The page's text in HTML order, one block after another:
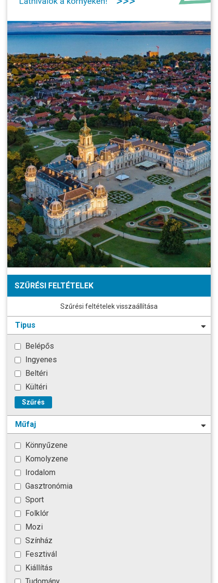
SZŰRÉSI FELTÉTELEK
Szűrési feltételek visszaállítása
Tipus
Belépős
Ingyenes
Beltéri
Kültéri
Szűrés
Műfaj
Könnyűzene
Komolyzene
Irodalom
Gasztronómia
Sport
Folklór
Mozi
Színház
Fesztivál
Kiállítás